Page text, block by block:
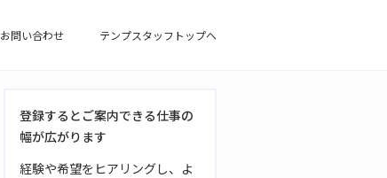
お問い合わせ テンプスタッフトップへ
登録するとご案内できる仕事の
幅が広がります
経験や希望をヒアリングし、よ